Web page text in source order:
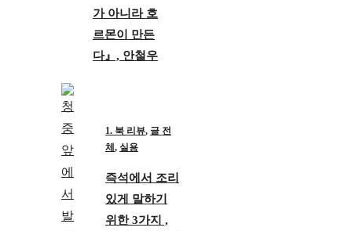
가 아니라 호
르몬이 만든
다』, 안철우
1. 북 리뷰, 글 전
체, 실용
즉석에서 조리
있게 말하기
위한 3가지 ,